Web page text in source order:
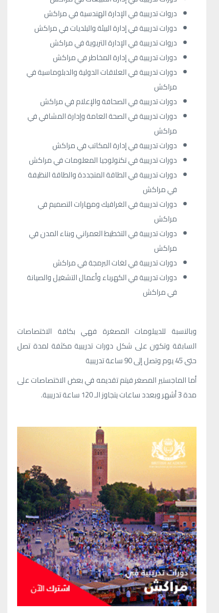
دروات تدريبية في الإدارة الهندسية في مراكش
دورات تدريبية في إدارة البيئة والبلديات في مراكش
دروات تدريبية في الإدارة التربوية في مراكش
دورات تدريبية في إدارة المخاطر في مراكش
دورات تدريبية في العلاقات الدولية والدبلوماسية في
مراكش
دورات تدريبية في الصحافة والإعلام في مراكش
دورات تدريبية في الصحة العامة وإدارة المشافي في
مراكش
دورات تدريبية في إدارة المكاتب في مراكش
دورات تدريبية في تكنولوجيا المعلومات في مراكش
دورات تدريبية في الطاقة المتجددة والطاقة النظيفة
في مراكش
دورات تدريبية في الغرافيك ومهارات التصميم في
مراكش
دورات تدريبية في التخطيط العمراني وبناء المدن في
مراكش
دورات تدريبية في لغات البرمجة في مراكش
دورات تدريبية في الكهرباء وأعمال التشغيل والصيانة
في مراكش
وبالنسبة للديبلومات المصغرة فهي بكافة الاختصاصات
السابقة وتكون على شكل دورات تدريبية مكثفة لمدة تصل
حتى 45 يوم وتصل إلى 90 ساعة تدريبية
أما الماجستير المصغر فيتم تقديمه في بعض الاختصاصات على
مدة 3 أشهر وبعدد ساعات يتجاوز الـ 120 ساعة تدريبية.